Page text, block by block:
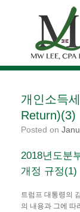
개인소득
Return)(3)
Posted on
2018년도분
개정 규정(1)
트럼프 대통령의
의 내용과 그에 따